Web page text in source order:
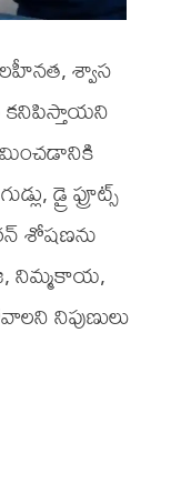
శ్వాస
కనిపిస్తాయని
డ్రై ఫ్రూట్స్
శోషణను
నిమ్మకాయ,
నిపుణులు